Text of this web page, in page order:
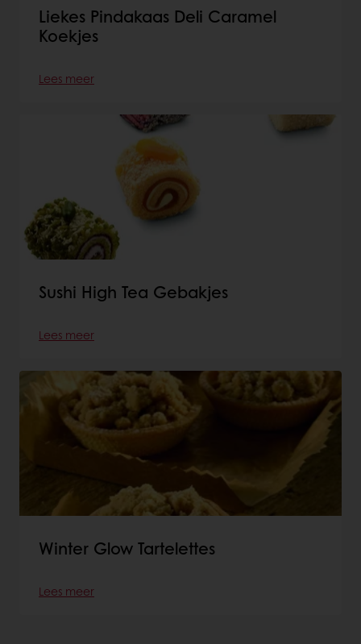
Liekes Pindakaas Deli Caramel
Koekjes
Lees meer
Sushi High Tea Gebakjes
Lees meer
Winter Glow Tartelettes
Lees meer